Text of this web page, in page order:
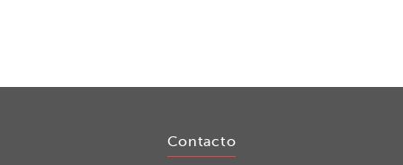
Contacto